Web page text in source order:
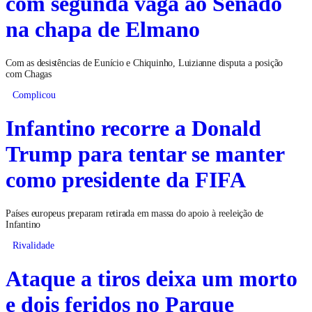
na chapa de Elmano
Com as desistências de Eunício e Chiquinho, Luizianne disputa a posição
com Chagas
Complicou
Infantino recorre a Donald
Trump para tentar se manter
como presidente da FIFA
Países europeus preparam retirada em massa do apoio à reeleição de
Infantino
Rivalidade
Ataque a tiros deixa um morto
e dois feridos no Parque